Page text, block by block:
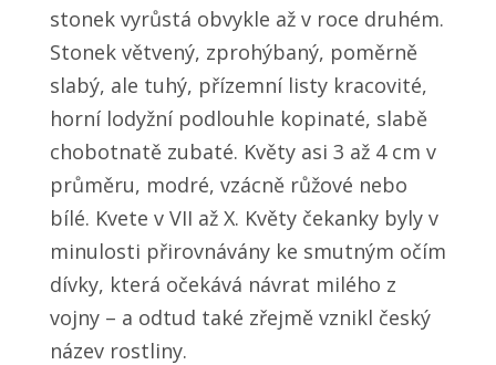
stonek vyrůstá obvykle až v roce druhém.
Stonek větvený, zprohýbaný, poměrně
slabý, ale tuhý, přízemní listy kracovité,
horní lodyžní podlouhle kopinaté, slabě
chobotnatě zubaté. Květy asi 3 až 4 cm v
průměru, modré, vzácně růžové nebo
bílé. Kvete v VII až X. Květy čekanky byly v
minulosti přirovnávány ke smutným očím
dívky, která očekává návrat milého z
vojny – a odtud také zřejmě vznikl český
název rostliny.